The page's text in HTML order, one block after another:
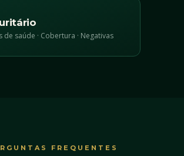
de saúde · Cobertura · Negativas
FREQUENTES